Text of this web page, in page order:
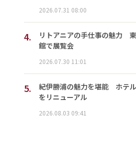
2026.07.31 08:00
4.
リトアニアの手仕事の魅力
館で展覧会
2026.07.30 11:01
5.
紀伊勝浦の魅力を堪能 ホテ
をリニューアル
2026.08.03 09:41